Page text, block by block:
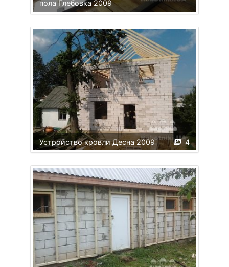
пола Глебовка 2009
4
Устройство кровли Десна 2009